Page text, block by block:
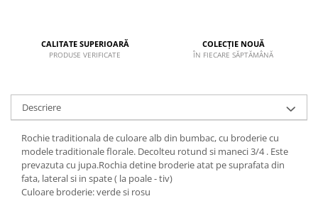
CALITATE SUPERIOARĂ
PRODUSE VERIFICATE
COLECȚIE NOUĂ
ÎN FIECARE SĂPTĂMÂNĂ
Descriere
Rochie traditionala de culoare alb din bumbac, cu broderie cu
modele traditionale florale. Decolteu rotund si maneci 3/4 . Este
prevazuta cu jupa.Rochia detine broderie atat pe suprafata din
fata, lateral si in spate ( la poale - tiv)
Culoare broderie: verde si rosu